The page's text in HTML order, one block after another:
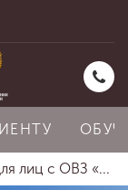
лиц с ОВЗ «...